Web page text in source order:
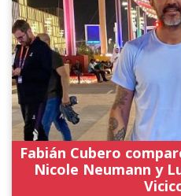
Fabián Cubero
Nicole Neumann y